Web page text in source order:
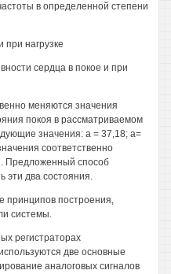
в определенной степени
при нагрузке
сердца в покое и при
меняются значения
покоя в рассматриваемом
значения: а = 37,18; а=
соответственно
Предложенный способ
эти два состояния.
принципов построения,
системы.
регистраторах
две основные
аналоговых сигналов